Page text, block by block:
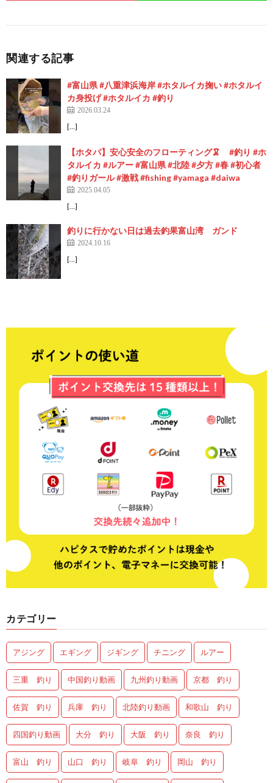
関連する記事
#富山県 #八重津浜海岸 #ホタルイカ掬い #ホタルイ
カ身投げ #ホタルイカ #釣り
2026.03.24
[…]
【ホタパ】安心安全のフローティング🦑 #釣り #ホ
タルイカ #ルアー #富山県 #北陸 #夕方 #春 #初心者
#釣りガール #激戦 #fishing #yamaga #daiwa
2025.04.05
[…]
釣りに行かない日は過去釣果富山湾 ガンド
2024.10.16
[…]
カテゴリー
アジング エギング ジギング チニング ルアー
三重 釣り 中国釣り動画 九州釣り動画 京都 釣り
佐賀 釣り 兵庫 釣り 北陸釣り動画 和歌山 釣り
四国釣り動画 大分 釣り 大阪 釣り 奈良 釣り
富山 釣り 山口 釣り 岐阜 釣り 岡山 釣り